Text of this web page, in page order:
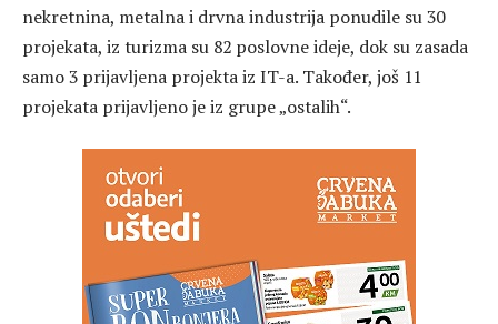
nekretnina, metalna i drvna industrija ponudile su 30
projekata, iz turizma su 82 poslovne ideje, dok su zasada
samo 3 prijavljena projekta iz IT-a. Također, još 11
projekata prijavljeno je iz grupe „ostalih“.